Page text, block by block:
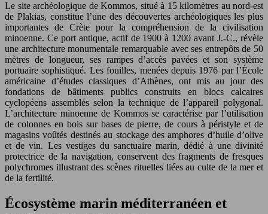
Le site archéologique de Kommos, situé à 15 kilomètres au nord-est
de Plakias, constitue l’une des découvertes archéologiques les plus
importantes de Crète pour la compréhension de la civilisation
minoenne. Ce port antique, actif de 1900 à 1200 avant J.-C., révèle
une architecture monumentale remarquable avec ses entrepôts de 50
mètres de longueur, ses rampes d’accès pavées et son système
portuaire sophistiqué. Les fouilles, menées depuis 1976 par l’École
américaine d’études classiques d’Athènes, ont mis au jour des
fondations de bâtiments publics construits en blocs calcaires
cyclopéens assemblés selon la technique de l’appareil polygonal.
L’architecture minoenne de Kommos se caractérise par l’utilisation
de colonnes en bois sur bases de pierre, de cours à péristyle et de
magasins voûtés destinés au stockage des amphores d’huile d’olive
et de vin. Les vestiges du sanctuaire marin, dédié à une divinité
protectrice de la navigation, conservent des fragments de fresques
polychromes illustrant des scènes rituelles liées au culte de la mer et
de la fertilité.
Écosystème marin méditerranéen et